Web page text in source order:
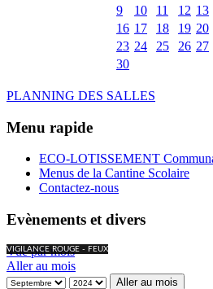
9
10 11 12 13
16 17 18 19 20
23 24 25 26 27
30
PLANNING DES SALLES
Menu rapide
ECO-LOTISSEMENT
Menus de la Cantine Scolaire
Contactez-nous
Evènements et divers
VIGILANCE ROUGE - FEUX
Vue par mois
Aller au mois
Aller au mois